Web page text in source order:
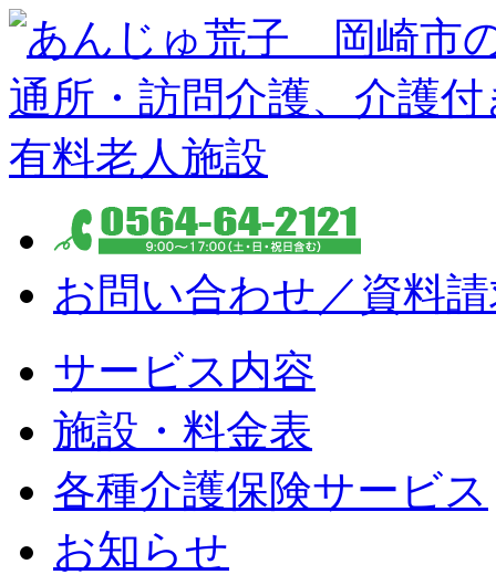
お問い合わせ／資料
サービス内容
施設・料金表
各種介護保険サービス
お知らせ